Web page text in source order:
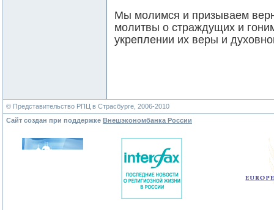
Мы молимся и призываем
молитвы о страждущих и
укреплении их веры и
© Представительство РПЦ в Страсбурге, 2006-2010
Сайт создан при поддержке Внешэкономбанка России